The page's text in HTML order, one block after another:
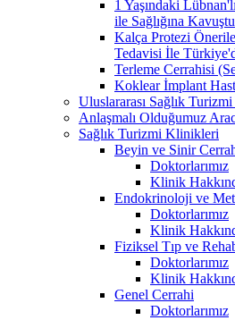
1 Yaşındaki
ile Sağlığına Kavuştu
Kalça Protezi
Tedavisi İle
Terleme Cerrahisi
Koklear İmplant
Uluslararası Sağlık
Anlaşmalı Olduğumuz
Sağlık Turizmi Klinikleri
Beyin ve Sinir
Doktorlarımız
Klinik
Endokrinoloji ve
Doktorlarımız
Klinik
Fiziksel Tıp ve
Doktorlarımız
Klinik
Genel Cerrahi
Doktorlarımız